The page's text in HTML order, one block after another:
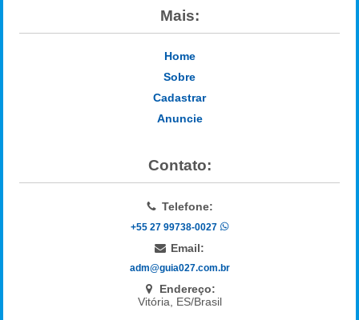
Mais:
Home
Sobre
Cadastrar
Anuncie
Contato:
Telefone:
+55 27 99738-0027
Email:
adm@guia027.com.br
Endereço:
Vitória, ES/Brasil